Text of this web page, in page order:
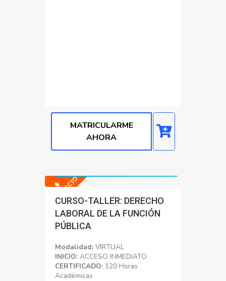
MATRICULARME
AHORA
-91% DSCTO
CURSO-TALLER: DERECHO
LABORAL DE LA FUNCIÓN
PÚBLICA
Modalidad: VIRTUAL
INICIO: ACCESO INMEDIATO
CERTIFICADO: 120 Horas
Académicas